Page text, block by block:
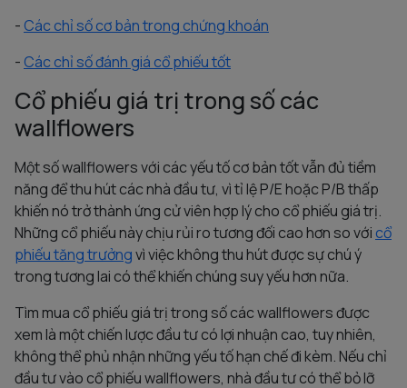
- Các chỉ số cơ bản trong chứng khoán
- Các chỉ số đánh giá cổ phiếu tốt
Cổ phiếu giá trị trong số các
wallflowers
Một số wallflowers với các yếu tố cơ bản tốt vẫn đủ tiềm
năng để thu hút các nhà đầu tư, vì tỉ lệ P/E hoặc P/B thấp
khiến nó trở thành ứng cử viên hợp lý cho cổ phiếu giá trị.
Những cổ phiếu này chịu rủi ro tương đối cao hơn so vớicổ
phiếu tăng trưởngvì việc không thu hút được sự chú ý
trong tương lai có thể khiến chúng suy yếu hơn nữa.
Tìm mua cổ phiếu giá trị trong số các wallflowers được
xem là một chiến lược đầu tư có lợi nhuận cao, tuy nhiên,
không thể phủ nhận những yếu tố hạn chế đi kèm. Nếu chỉ
đầu tư vào cổ phiếu wallflowers, nhà đầu tư có thể bỏ lỡ